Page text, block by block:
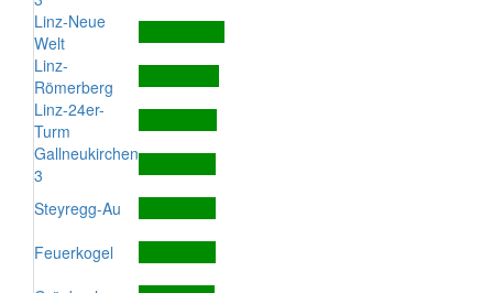
Linz-Neue
Welt
Linz-
Römerberg
Linz-24er-
Turm
Gallneukirchen
3
Steyregg-Au
Feuerkogel